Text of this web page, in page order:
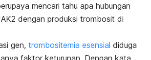
mencari tahu apa hubungan
dengan produksi trombosit di
gen, trombositemia esensial diduga
faktor keturunan. Dengan kata